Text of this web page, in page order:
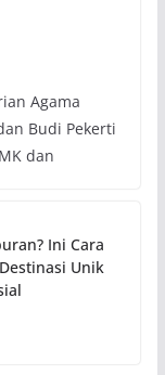
Agama
Budi Pekerti
dan
Ini Cara
Unik